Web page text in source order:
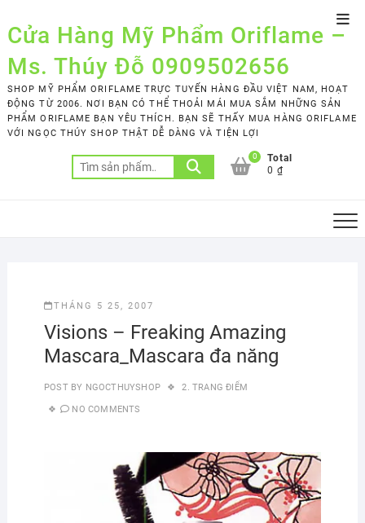
to
content
Cửa Hàng Mỹ Phẩm Oriflame –
Ms. Thúy Đỗ 0909502656
SHOP MỸ PHẨM ORIFLAME TRỰC TUYẾN HÀNG ĐẦU VIỆT NAM, HOẠT
ĐỘNG TỪ 2006. NƠI BẠN CÓ THỂ THOẢI MÁI MUA SẮM NHỮNG SẢN
PHẨM ORIFLAME BẠN YÊU THÍCH. BẠN SẼ THẤY MUA HÀNG ORIFLAME
VỚI NGỌC THÚY SHOP THẬT DỄ DÀNG VÀ TIỆN LỢI
Tìm
kiếm:
0
Total
0 ₫
THÁNG 5 25, 2007
Visions – Freaking Amazing
Mascara_Mascara đa năng
POST BY NGOCTHUYSHOP 2. TRANG ĐIỂM
NO COMMENTS